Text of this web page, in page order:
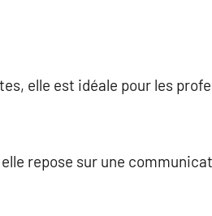
elle est idéale pour les
repose sur une